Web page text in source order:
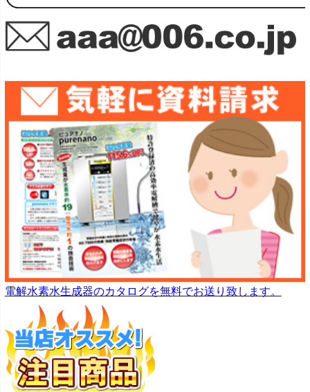
電解水素水生成器のカタログを無料でお送り致します。